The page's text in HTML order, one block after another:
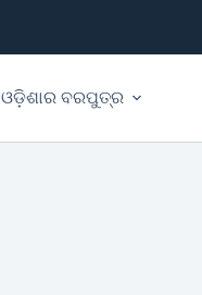
ଓଡ଼ିଶାର ବରପୁତ୍ର